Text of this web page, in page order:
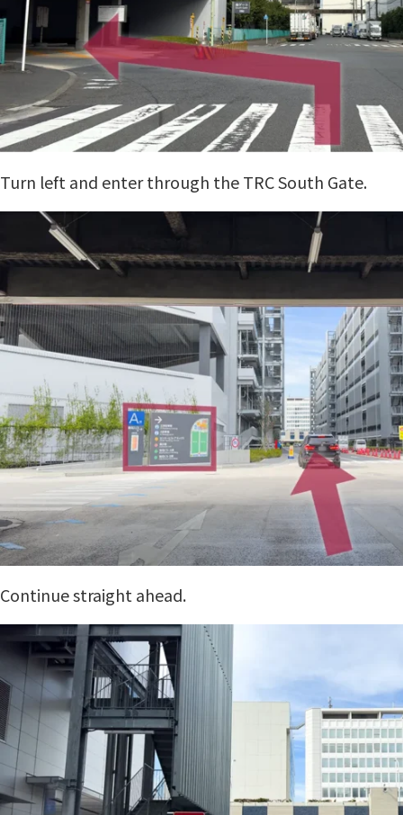
Turn left and enter through the TRC South Gate.
Continue straight ahead.